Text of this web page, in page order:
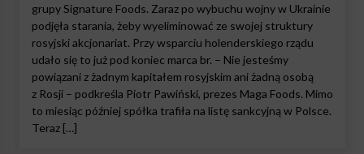
grupy Signature Foods. Zaraz po wybuchu wojny w Ukrainie
podjęła starania, żeby wyeliminować ze swojej struktury
rosyjski akcjonariat. Przy wsparciu holenderskiego rządu
udało się to już pod koniec marca br. – Nie jesteśmy
powiązani z żadnym kapitałem rosyjskim ani żadną osobą
z Rosji – podkreśla Piotr Pawiński, prezes Maga Foods. Mimo
to miesiąc później spółka trafiła na listę sankcyjną w Polsce.
Teraz […]